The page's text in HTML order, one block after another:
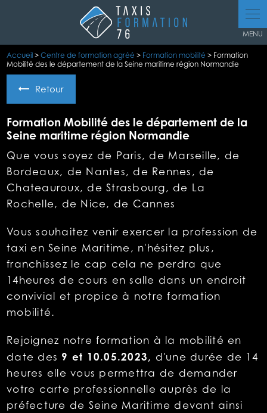
Accueil >Centre de formation agréé > Formation mobilité > Formation
Mobilité des le département de la Seine maritime région Normandie
Retour
Formation Mobilité des le département de la
Seine maritime région Normandie
Que vous soyez de Paris, de Marseille, de
Bordeaux, de Nantes, de Rennes, de
Chateauroux, de Strasbourg, de La
Rochelle, de Nice, de Cannes
Vous souhaitez venir exercer la profession de
taxi en Seine Maritime, n'hésitez plus,
franchissez le cap cela ne perdra que
14heures de cours en salle dans un endroit
convivial et propice à notre formation
mobilité.
Rejoignez notre formation à la mobilité en
date des 9 et 10.05.2023, d'une durée de 14
heures elle vous permettra de demander
votre carte professionnelle auprès de la
préfecture de Seine Maritime devant ainsi
Panneau de gestion des cookies